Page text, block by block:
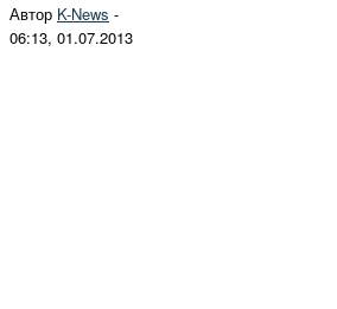
Автор K-News -
06:13, 01.07.2013